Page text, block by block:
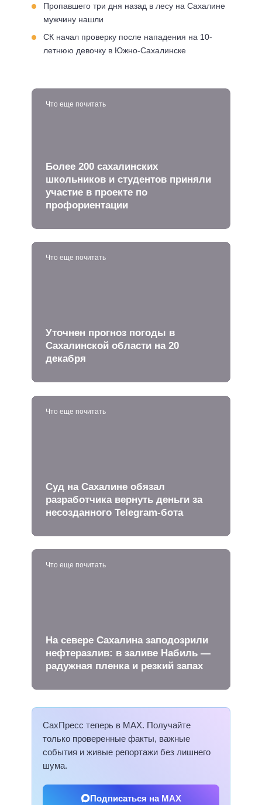
Пропавшего три дня назад в лесу на Сахалине
мужчину нашли
СК начал проверку после нападения на 10-
летнюю девочку в Южно-Сахалинске
Что еще почитать
Более 200 сахалинских
школьников и студентов приняли
участие в проекте по
профориентации
Что еще почитать
Уточнен прогноз погоды в
Сахалинской области на 20
декабря
Что еще почитать
Суд на Сахалине обязал
разработчика вернуть деньги за
несозданного Telegram-бота
Что еще почитать
На севере Сахалина заподозрили
нефтеразлив: в заливе Набиль —
радужная пленка и резкий запах
СахПресс теперь в MAX. Получайте
только проверенные факты, важные
события и живые репортажи без лишнего
шума.
Подписаться на MAX